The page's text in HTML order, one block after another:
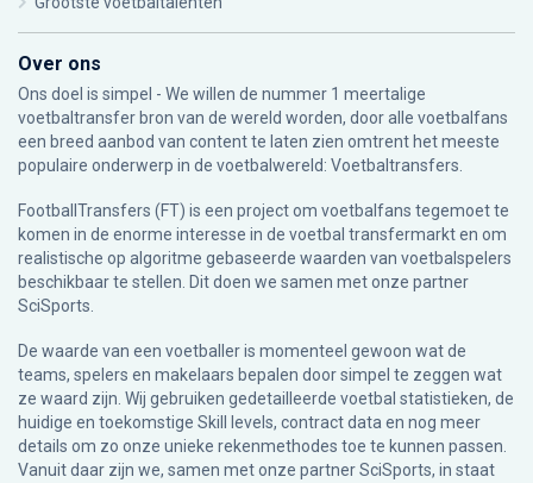
Over ons
Ons doel is simpel - We willen de nummer 1 meertalige
voetbaltransfer bron van de wereld worden, door alle voetbalfans
een breed aanbod van content te laten zien omtrent het meeste
populaire onderwerp in de voetbalwereld: Voetbaltransfers.
FootballTransfers (FT) is een project om voetbalfans tegemoet te
komen in de enorme interesse in de voetbal transfermarkt en om
realistische op algoritme gebaseerde waarden van voetbalspelers
beschikbaar te stellen. Dit doen we samen met onze partner
SciSports
De waarde van een voetballer is momenteel gewoon wat de
teams, spelers en makelaars bepalen door simpel te zeggen wat
ze waard zijn. Wij gebruiken gedetailleerde voetbal statistieken, de
huidige en toekomstige Skill levels, contract data en nog meer
details om zo onze unieke rekenmethodes toe te kunnen passen.
Vanuit daar zijn we, samen met onze partner SciSports, in staat